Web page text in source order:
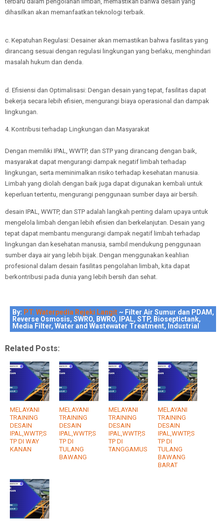
dihasilkan akan memanfaatkan teknologi terbaik.
c. Kepatuhan Regulasi: Desainer akan memastikan bahwa fasilitas yang
dirancang sesuai dengan regulasi lingkungan yang berlaku, menghindari
masalah hukum dan denda.
d. Efisiensi dan Optimalisasi: Dengan desain yang tepat, fasilitas dapat
bekerja secara lebih efisien, mengurangi biaya operasional dan dampak
lingkungan.
4. Kontribusi terhadap Lingkungan dan Masyarakat
Dengan memiliki IPAL, WWTP, dan STP yang dirancang dengan baik,
masyarakat dapat mengurangi dampak negatif limbah terhadap
lingkungan, serta meminimalkan risiko terhadap kesehatan manusia.
Limbah yang diolah dengan baik juga dapat digunakan kembali untuk
keperluan tertentu, mengurangi penggunaan sumber daya air bersih.
desain IPAL, WWTP, dan STP adalah langkah penting dalam upaya untuk
mengelola limbah dengan lebih efisien dan berkelanjutan. Desain yang
tepat dapat membantu mengurangi dampak negatif limbah terhadap
lingkungan dan kesehatan manusia, sambil mendukung penggunaan
sumber daya air yang lebih bijak. Dengan menggunakan keahlian
profesional dalam desain fasilitas pengolahan limbah, kita dapat
berkontribusi pada dunia yang lebih bersih dan sehat.
By: PT. Waterpedia Rejeki Langit ~ Filter Air Sumur dan PDAM,
Reverse Osmosis, SWRO, BWRO, IPAL, STP, Bioseptictank,
Media Filter, Water and Wastewater Treatment, Industrial
Related Posts:
MELAYANI
TRAINING
DESAIN
IPAL,WWTP,S
TP DI WAY
KANAN
MELAYANI
TRAINING
DESAIN
IPAL,WWTP,S
TP DI
TULANG
BAWANG
MELAYANI
TRAINING
DESAIN
IPAL,WWTP,S
TP DI
TANGGAMUS
MELAYANI
TRAINING
DESAIN
IPAL,WWTP,S
TP DI
TULANG
BAWANG
BARAT